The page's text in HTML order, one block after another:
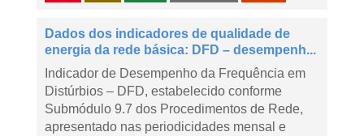
Dados dos indicadores de qualidade de
energia da rede básica: DFD – desempenh...
Indicador de Desempenho da Frequência em
Distúrbios – DFD, estabelecido conforme
Submódulo 9.7 dos Procedimentos de Rede,
apresentado nas periodicidades mensal e